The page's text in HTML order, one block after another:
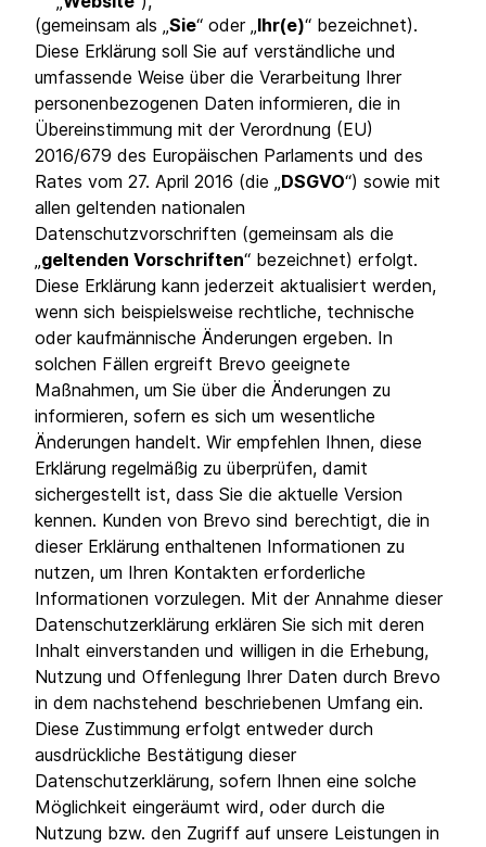
(gemeinsam als „Sie“ oder „Ihr(e)“ bezeichnet).
Diese Erklärung soll Sie auf verständliche und
umfassende Weise über die Verarbeitung Ihrer
personenbezogenen Daten informieren, die in
Übereinstimmung mit der Verordnung (EU)
2016/679 des Europäischen Parlaments und des
Rates vom 27. April 2016 (die „DSGVO“) sowie mit
allen geltenden nationalen
Datenschutzvorschriften (gemeinsam als die
„geltenden Vorschriften“ bezeichnet) erfolgt.
Diese Erklärung kann jederzeit aktualisiert werden,
wenn sich beispielsweise rechtliche, technische
oder kaufmännische Änderungen ergeben. In
solchen Fällen ergreift Brevo geeignete
Maßnahmen, um Sie über die Änderungen zu
informieren, sofern es sich um wesentliche
Änderungen handelt. Wir empfehlen Ihnen, diese
Erklärung regelmäßig zu überprüfen, damit
sichergestellt ist, dass Sie die aktuelle Version
kennen. Kunden von Brevo sind berechtigt, die in
dieser Erklärung enthaltenen Informationen zu
nutzen, um Ihren Kontakten erforderliche
Informationen vorzulegen. Mit der Annahme dieser
Datenschutzerklärung erklären Sie sich mit deren
Inhalt einverstanden und willigen in die Erhebung,
Nutzung und Offenlegung Ihrer Daten durch Brevo
in dem nachstehend beschriebenen Umfang ein.
Diese Zustimmung erfolgt entweder durch
ausdrückliche Bestätigung dieser
Datenschutzerklärung, sofern Ihnen eine solche
Möglichkeit eingeräumt wird, oder durch die
Nutzung bzw. den Zugriff auf unsere Leistungen in